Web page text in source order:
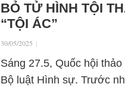
BỎ TỬ HÌNH TỘI
“TỘI ÁC”
30/05/2025 |
Sáng 27.5, Quốc hội
Bộ luật Hình sự. Trước